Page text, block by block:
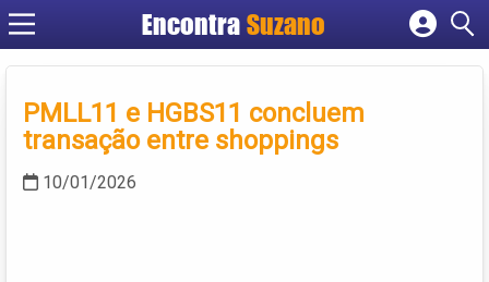
EncontraSuzano
Cadastrar empresa
Criar conta
PMLL11 e HGBS11 concluem
transação entre shoppings
10/01/2026